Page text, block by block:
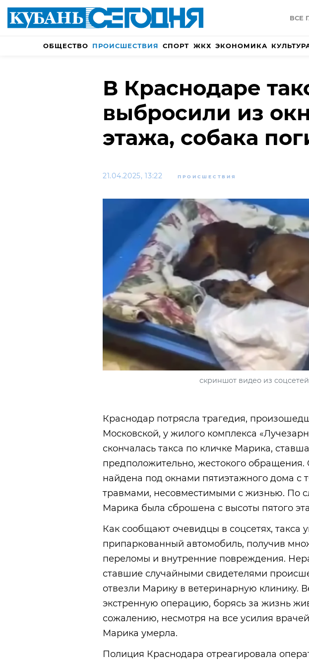
ВСЕ
ОБЩЕСТВО ПРОИСШЕСТВИЯ СПОРТ ЖКХ ЭКОНОМИКА
В Краснодаре
выбросили из
этажа, собака
21.04.2025, 13:22 ПРОИСШЕСТВИЯ
скриншот видео из соцсетей
Краснодар потрясла трагедия,
Московской, у жилого комплекса
скончалась такса по кличке Марика,
предположительно, жестокого обращения.
найдена под окнами пятиэтажного дома с
травмами, несовместимыми с жизнью. По
Марика была сброшена с высоты пятого
Как сообщают очевидцы в соцсетях, такса
припаркованный автомобиль, получив
переломы и внутренние повреждения.
ставшие случайными свидетелями
отвезли Марику в ветеринарную клинику.
экстренную операцию, борясь за жизнь
сожалению, несмотря на все усилия
Марика умерла.
Полиция Краснодара отреагировала